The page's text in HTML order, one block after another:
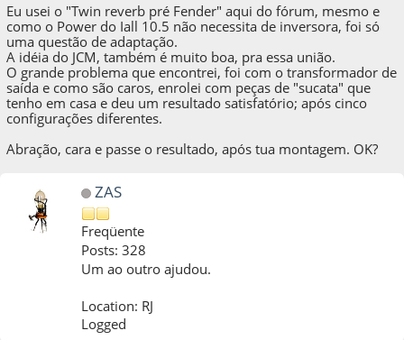
Eu usei o "Twin reverb pré Fender" aqui do fórum, mesmo e
como o Power do Iall 10.5 não necessita de inversora, foi só
uma questão de adaptação.
A idéia do JCM, também é muito boa, pra essa união.
O grande problema que encontrei, foi com o transformador de
saída e como são caros, enrolei com peças de "sucata" que
tenho em casa e deu um resultado satisfatório; após cinco
configurações diferentes.
Abração, cara e passe o resultado, após tua montagem. OK?
ZAS
Freqüente
Posts: 328
Um ao outro ajudou.
Location: RJ
Logged